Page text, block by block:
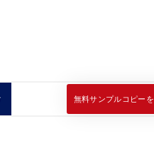
無料サンプルコピー